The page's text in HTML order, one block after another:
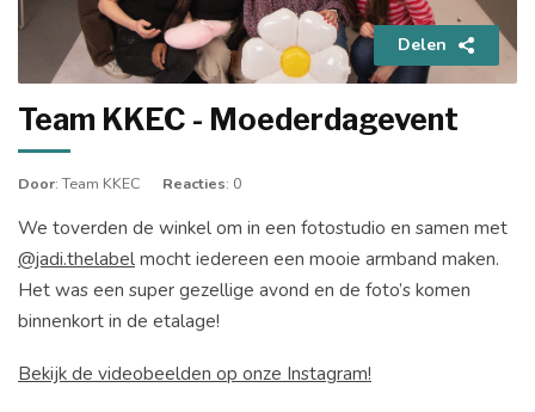
Delen
Team KKEC - Moederdagevent
Door: Team KKEC Reacties: 0
We toverden de winkel om in een fotostudio en samen met
@jadi.thelabelmocht iedereen een mooie armband maken.
Het was een super gezellige avond en de foto’s komen
binnenkort in de etalage!
Bekijk de videobeelden op onze Instagram!